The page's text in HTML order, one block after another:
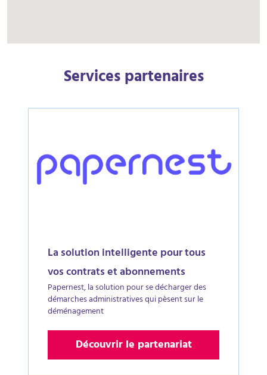
Services partenaires
La solution intelligente pour tous
vos contrats et abonnements
Papernest, la solution pour se décharger des
démarches administratives qui pèsent sur le
déménagement
Découvrir le partenariat